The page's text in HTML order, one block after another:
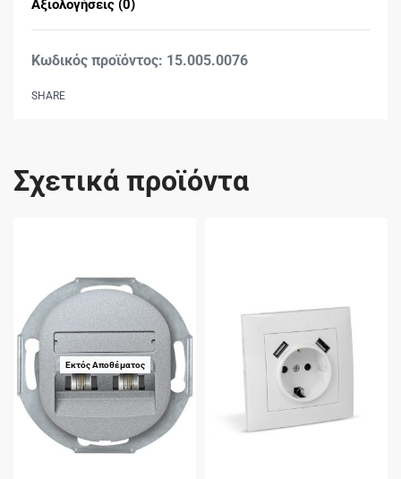
Αξιολογήσεις (0)
15.005.0076
SHARE
Σχετικά προϊόντα
Εκτός Αποθέματος